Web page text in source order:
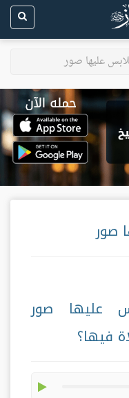
عليها صور
صور
عليها صور
فيها؟